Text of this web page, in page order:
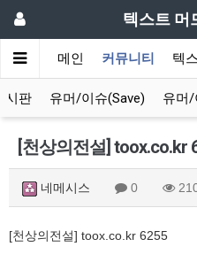
텍스트 머
메인 커뮤니티 텍
시판 유머/이슈(Save) 유머/
[천상의전설] toox.co.kr
네메시스 0
[천상의전설] toox.co.kr 6255